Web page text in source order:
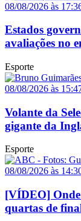
08/08/2026 às
Estados
avaliações no
Esporte
08/08/2026 às
Volante da
gigante da
Esporte
08/08/2026 às
[VÍDEO]
quartas de